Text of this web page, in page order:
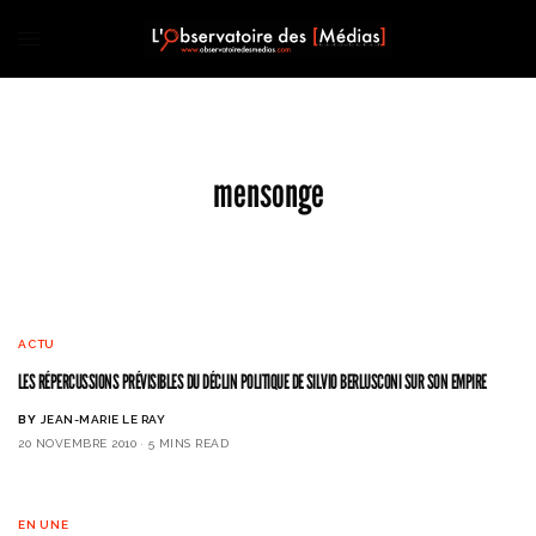
mensonge
ACTU
LES RÉPERCUSSIONS PRÉVISIBLES DU DÉCLIN POLITIQUE DE SILVIO BERLUSCONI SUR SON EMPIRE
BY JEAN-MARIE LE RAY
20 NOVEMBRE 2010
5 MINS READ
EN UNE